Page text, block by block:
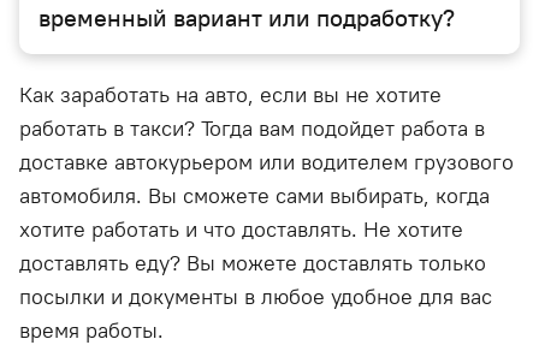
временный вариант или подработку?
Как заработать на авто, если вы не хотите
работать в такси? Тогда вам подойдет работа в
доставке автокурьером или водителем грузового
автомобиля. Вы сможете сами выбирать, когда
хотите работать и что доставлять. Не хотите
доставлять еду? Вы можете доставлять только
посылки и документы в любое удобное для вас
время работы.